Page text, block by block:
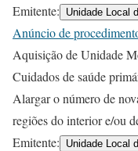
Emitente:
Unidade Local
Anúncio de
Aquisição de Unidade
Cuidados de saúde
Alargar o número de
regiões do interior e/ou
Emitente:
Unidade Local